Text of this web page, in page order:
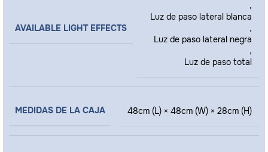
AVAILABLE LIGHT EFFECTS
,
Luz de paso lateral blanca
,
Luz de paso lateral negra
,
Luz de paso total
MEDIDAS DE LA CAJA 48cm (L) × 48cm (W) × 28cm (H)